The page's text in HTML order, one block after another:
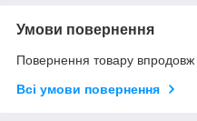
Умови повернення
Повернення товару впродовж
Всі умови повернення